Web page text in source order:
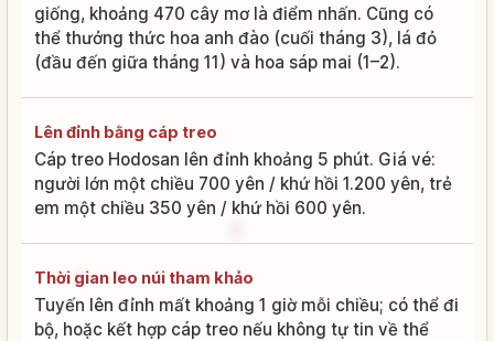
giống, khoảng 470 cây mơ là điểm nhấn. Cũng có
thể thưởng thức hoa anh đào (cuối tháng 3), lá đỏ
(đầu đến giữa tháng 11) và hoa sáp mai (1–2).
Lên đỉnh bằng cáp treo
Cáp treo Hodosan lên đỉnh khoảng 5 phút. Giá vé:
người lớn một chiều 700 yên / khứ hồi 1.200 yên, trẻ
em một chiều 350 yên / khứ hồi 600 yên.
Thời gian leo núi tham khảo
Tuyến lên đỉnh mất khoảng 1 giờ mỗi chiều; có thể đi
bộ, hoặc kết hợp cáp treo nếu không tự tin về thể